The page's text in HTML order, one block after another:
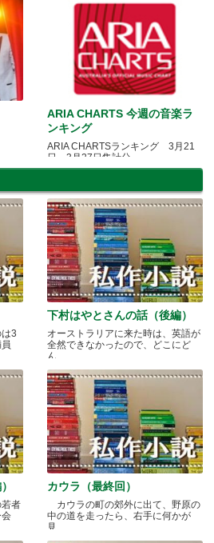
ARIA CHARTS 今週の音楽ラ
ンキング
ARIA CHARTSランキング 3月21
日～3月27日集計分
3
下村はやとさんの話（後編）
オーストラリアに来た時は、英語が
全然できなかったので、どこにど
ん.....
者
カウラ（最終回）
カウラの町の郊外に出て、野原の
中の道を走ったら、右手に何かが
見.....